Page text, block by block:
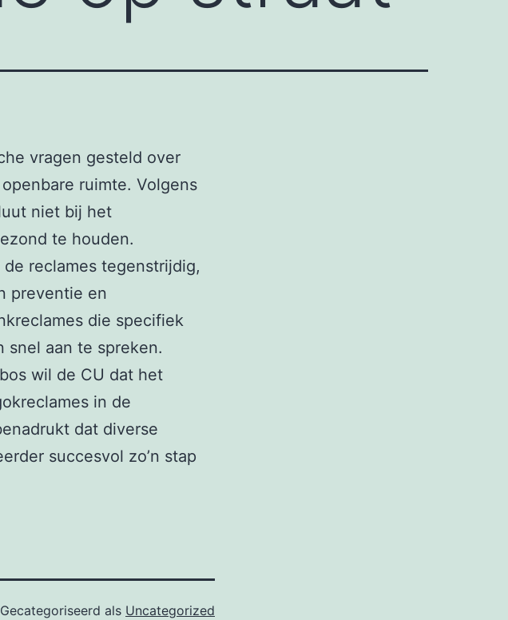
vragen gesteld over
ruimte. Volgens
niet bij het
te houden.
reclames tegenstrijdig,
preventie en
die specifiek
aan te spreken.
wil de CU dat het
in de
dat diverse
succesvol zo’n stap
Gecategoriseerd als Uncategorized